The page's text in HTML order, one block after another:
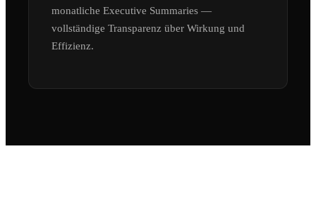
monatliche Executive Summaries —
vollständige Transparenz über Wirkung und
Effizienz.